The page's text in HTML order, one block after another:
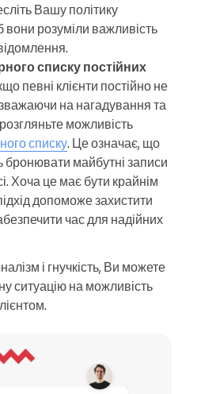
Вашу політику
розуміли важливість
списку постійних
певні клієнти постійно не
на нагадування та
розгляньте можливість
списку. Це означає, що
бронювати майбутні записи
Хоча це має бути крайнім
допоможе захистити
час для надійних
і гнучкість, Ви можете
ситуацію на можливість